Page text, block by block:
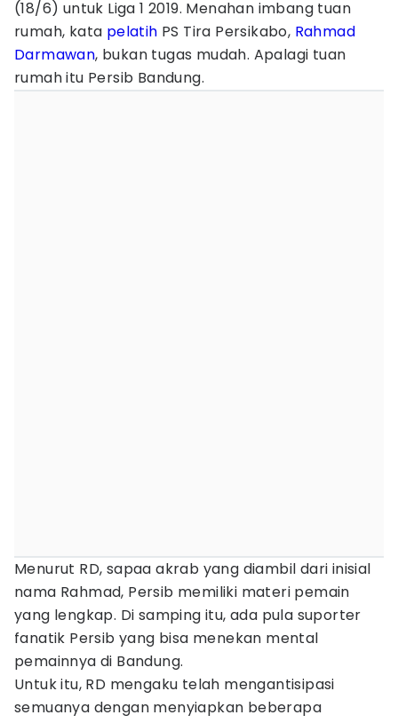
(18/6) untuk Liga 1 2019. Menahan imbang tuan
rumah, kata pelatih PS Tira Persikabo, Rahmad
Darmawan, bukan tugas mudah. Apalagi tuan
rumah itu Persib Bandung.
Menurut RD, sapaa akrab yang diambil dari inisial
nama Rahmad, Persib memiliki materi pemain
yang lengkap. Di samping itu, ada pula suporter
fanatik Persib yang bisa menekan mental
pemainnya di Bandung.
Untuk itu, RD mengaku telah mengantisipasi
semuanya dengan menyiapkan beberapa